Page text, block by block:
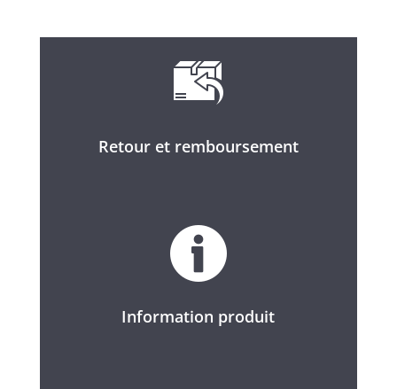
Retour et remboursement
Information produit